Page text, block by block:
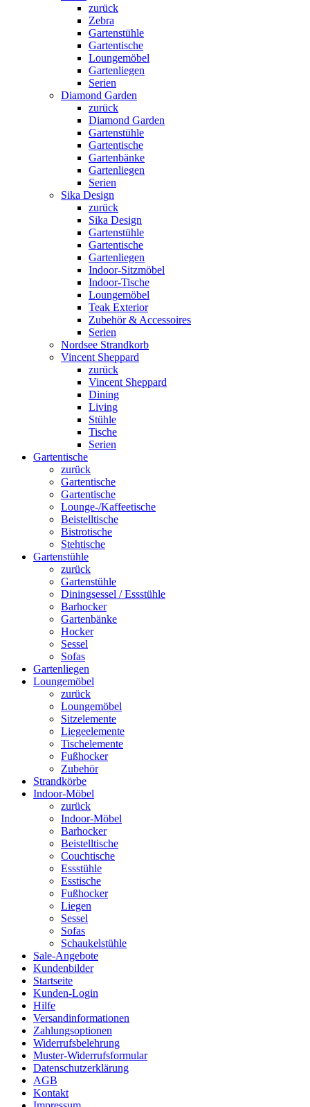
zurück
Zebra
Gartenstühle
Gartentische
Loungemöbel
Gartenliegen
Serien
Diamond Garden
zurück
Diamond Garden
Gartenstühle
Gartentische
Gartenbänke
Gartenliegen
Serien
Sika Design
zurück
Sika Design
Gartenstühle
Gartentische
Gartenliegen
Indoor-Sitzmöbel
Indoor-Tische
Loungemöbel
Teak Exterior
Zubehör & Accessoires
Serien
Nordsee Strandkorb
Vincent Sheppard
zurück
Vincent Sheppard
Dining
Living
Stühle
Tische
Serien
Gartentische
zurück
Gartentische
Gartentische
Lounge-/Kaffeetische
Beistelltische
Bistrotische
Stehtische
Gartenstühle
zurück
Gartenstühle
Diningsessel / Essstühle
Barhocker
Gartenbänke
Hocker
Sessel
Sofas
Gartenliegen
Loungemöbel
zurück
Loungemöbel
Sitzelemente
Liegeelemente
Tischelemente
Fußhocker
Zubehör
Strandkörbe
Indoor-Möbel
zurück
Indoor-Möbel
Barhocker
Beistelltische
Couchtische
Essstühle
Esstische
Fußhocker
Liegen
Sessel
Sofas
Schaukelstühle
Sale-Angebote
Kundenbilder
Startseite
Kunden-Login
Hilfe
Versandinformationen
Zahlungsoptionen
Widerrufsbelehrung
Muster-Widerrufsformular
Datenschutzerklärung
AGB
Kontakt